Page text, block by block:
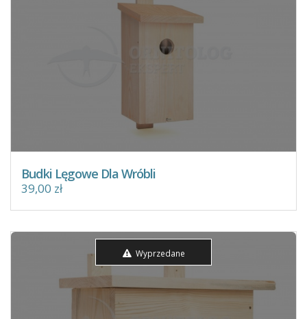
Budki Lęgowe Dla Wróbli
39,00 zł
Wyprzedane